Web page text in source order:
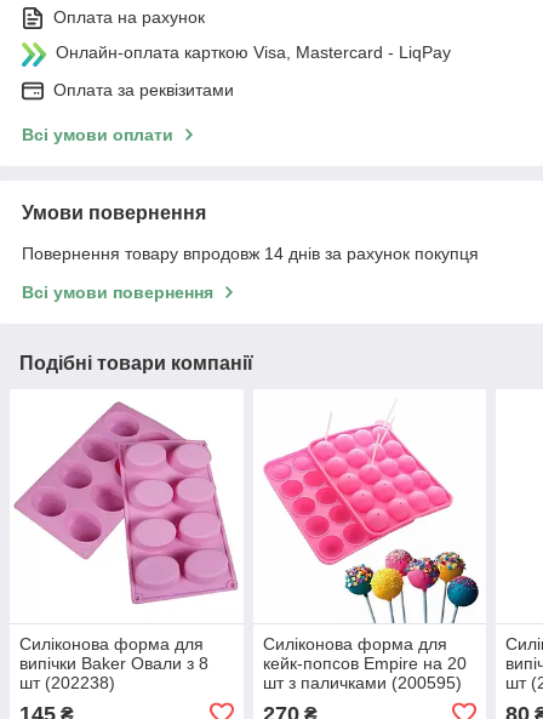
Оплата на рахунок
Онлайн-оплата карткою Visa, Mastercard - LiqPay
Оплата за реквізитами
Всі умови оплати
Умови повернення
Повернення товару впродовж 14 днів за рахунок покупця
Всі умови повернення
Подібні товари компанії
Силіконова форма для
випічки Baker Овали з 8
шт (202238)
145 ₴
Силіконова форма для
кейк-попсов Empire на 20
шт з паличками (200595)
270₴
шт
80